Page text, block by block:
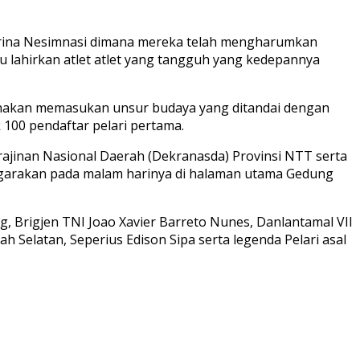
Nesimnasi dimana mereka telah mengharumkan
lahirkan atlet atlet yang tangguh yang kedepannya
memasukan unsur budaya yang ditandai dengan
pendaftar pelari pertama.
Nasional Daerah (Dekranasda) Provinsi NTT serta
pada malam harinya di halaman utama Gedung
TNI Joao Xavier Barreto Nunes, Danlantamal VII
Selatan, Seperius Edison Sipa serta legenda Pelari asal